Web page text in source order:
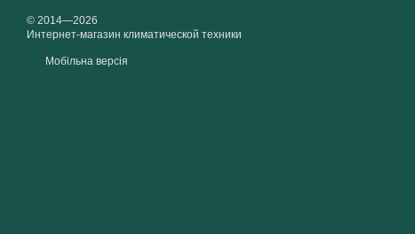
© 2014—2026
Интернет-магазин климатической техники
Мобільна версія